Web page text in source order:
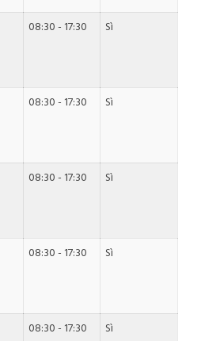
08:30 - 17:30 Sì
08:30 - 17:30 Sì
08:30 - 17:30 Sì
08:30 - 17:30 Sì
08:30 - 17:30 Sì